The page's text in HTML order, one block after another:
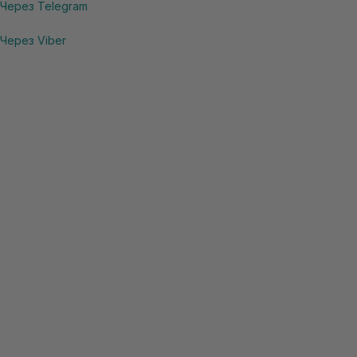
Через Telegram
Через Viber